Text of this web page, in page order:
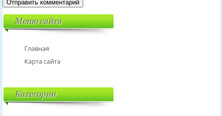
Меню сайта
Главная
Карта сайта
Категории